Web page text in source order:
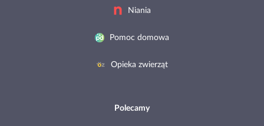
Niania
Pomoc domowa
Opieka zwierząt
Polecamy